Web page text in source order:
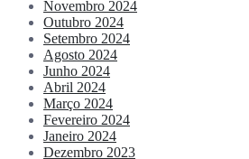
Novembro 2024
Outubro 2024
Setembro 2024
Agosto 2024
Junho 2024
Abril 2024
Março 2024
Fevereiro 2024
Janeiro 2024
Dezembro 2023